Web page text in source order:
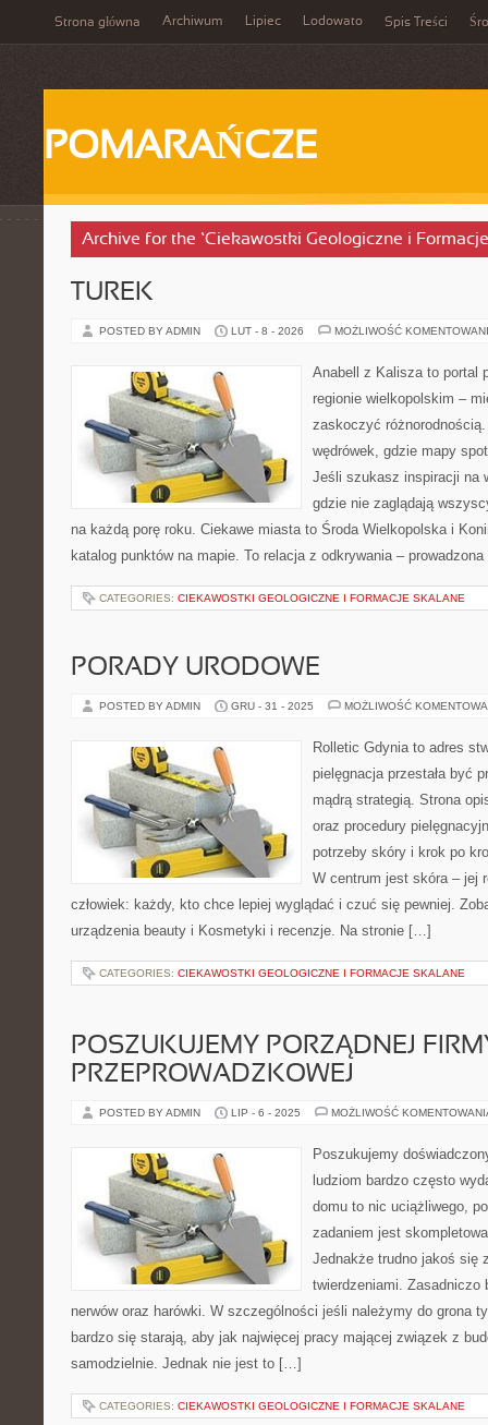
Strona główna Archiwum Lipiec Lodowato Spis Treści
POMARAŃCZE
Archive for the ‘Ciekawostki Geologiczne i
TUREK
POSTED BY ADMIN LUT - 8 - 2026 MOŻLIWOŚĆ
Anabell z Kalisza to portal
regionie wielkopolskim –
zaskoczyć
wędrówek, gdzie mapy
Jeśli szukasz inspiracji na
gdzie nie zaglądają
na każdą porę roku. Ciekawe miasta to Środa Wielkopolska i
katalog punktów na mapie. To relacja z odkrywania –
CATEGORIES: CIEKAWOSTKI GEOLOGICZNE I FORMACJE SKALANE
PORADY URODOWE
POSTED BY ADMIN GRU - 31 - 2025 MOŻLIWOŚĆ
Rolletic Gdynia to adres
pielęgnacja przestała być
mądrą strategią. Strona
oraz procedury
potrzeby skóry i krok po
W centrum jest skóra – jej
człowiek: każdy, kto chce lepiej wyglądać i czuć się pewniej.
urządzenia beauty i Kosmetyki i recenzje. Na stronie […]
CATEGORIES: CIEKAWOSTKI GEOLOGICZNE I FORMACJE SKALANE
POSZUKUJEMY PORZĄDNEJ
PRZEPROWADZKOWEJ
POSTED BY ADMIN LIP - 6 - 2025 MOŻLIWOŚĆ
Poszukujemy
ludziom bardzo często
domu to nic uciążliwego,
zadaniem jest
Jednakże trudno jakoś się
twierdzeniami. Zasadniczo
nerwów oraz harówki. W szczególności jeśli należymy do grona
bardzo się starają, aby jak najwięcej pracy mającej związek z
samodzielnie. Jednak nie jest to […]
CATEGORIES: CIEKAWOSTKI GEOLOGICZNE I FORMACJE SKALANE